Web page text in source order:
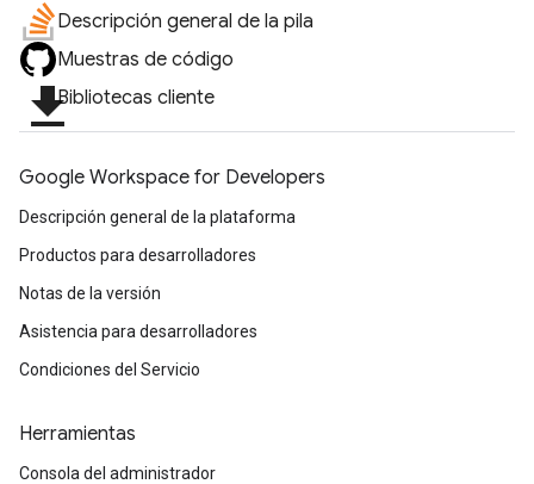
Descripción general de la pila
Muestras de código
file_downloadBibliotecas cliente
Google Workspace for Developers
Descripción general de la plataforma
Productos para desarrolladores
Notas de la versión
Asistencia para desarrolladores
Condiciones del Servicio
Herramientas
Consola del administrador